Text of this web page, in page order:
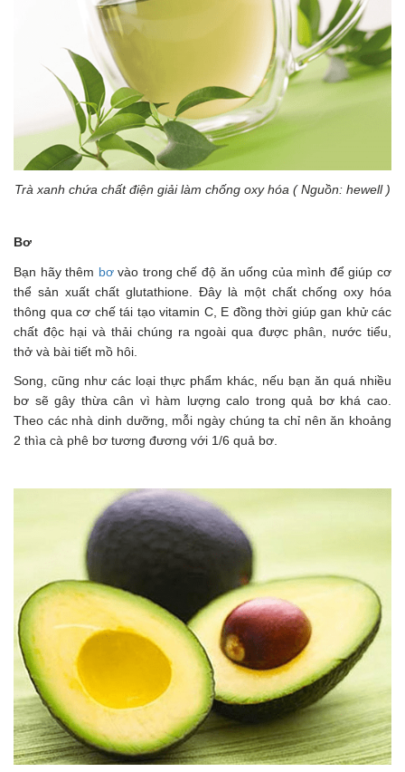
Trà xanh chứa chất điện giải làm chống oxy hóa ( Nguồn: hewell )
Bơ
Bạn hãy thêm bơvào trong chế độ ăn uống của mình để giúp cơ
thể sản xuất chất glutathione. Đây là một chất chống oxy hóa
thông qua cơ chế tái tạo vitamin C, E đồng thời giúp gan khử các
chất độc hại và thải chúng ra ngoài qua được phân, nước tiểu,
thở và bài tiết mồ hôi.
Song, cũng như các loại thực phẩm khác, nếu bạn ăn quá nhiều
bơ sẽ gây thừa cân vì hàm lượng calo trong quả bơ khá cao.
Theo các nhà dinh dưỡng, mỗi ngày chúng ta chỉ nên ăn khoảng
2 thìa cà phê bơ tương đương với 1/6 quả bơ.